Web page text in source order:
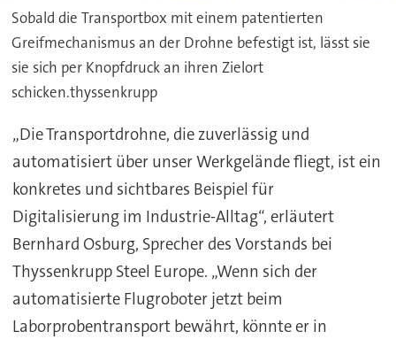
Sobald die Transportbox mit einem patentierten
Greifmechanismus an der Drohne befestigt ist, lässt sie
sie sich per Knopfdruck an ihren Zielort
schicken.thyssenkrupp
„Die Transportdrohne, die zuverlässig und
automatisiert über unser Werkgelände fliegt, ist ein
konkretes und sichtbares Beispiel für
Digitalisierung im Industrie-Alltag“, erläutert
Bernhard Osburg, Sprecher des Vorstands bei
Thyssenkrupp Steel Europe. „Wenn sich der
automatisierte Flugroboter jetzt beim
Laborprobentransport bewährt, könnte er in